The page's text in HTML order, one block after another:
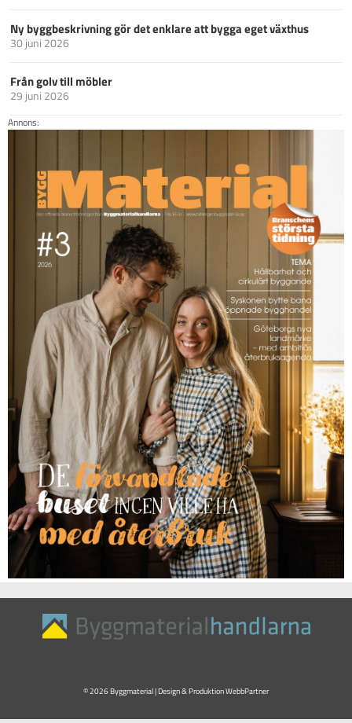
Ny byggbeskrivning gör det enklare att bygga eget växthus
30 juni 2026
Från golv till möbler
29 juni 2026
Annons:
© 2026 Byggmaterial | Design & ProduktionWebbPartner